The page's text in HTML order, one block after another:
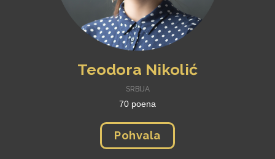
Teodora Nikolić
SRBIJA
70 poena
Pohvala